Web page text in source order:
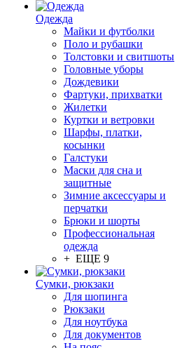
Одежда
Майки и футболки
Поло и рубашки
Толстовки и свитшоты
Головные уборы
Дождевики
Фартуки, прихватки
Жилетки
Куртки и ветровки
Шарфы, платки,
косынки
Галстуки
Маски для сна и
защитные
Зимние аксессуары и
перчатки
Брюки и шорты
Профессиональная
одежда
+ ЕЩЕ 9
Сумки, рюкзаки
Для шопинга
Рюкзаки
Для ноутбука
Для документов